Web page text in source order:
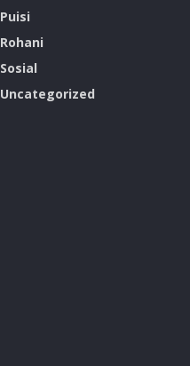
Puisi
Rohani
Sosial
Uncategorized